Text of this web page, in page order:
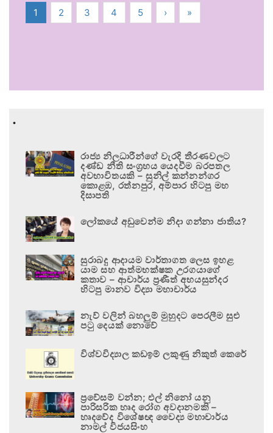
1 2 3 4 5 › »
.
රාජ්‍ය නිලධාරීන්ගේ වැරදි තීරණවලට
දණ්ඩ නීති සංග්‍රහය යෙදවීම බරපතල
අවභාවිතයකි – සුනිල් කන්නන්ගර
කොළඹ, රත්නපුර, අම්පාර හිටපු මහ
දිසාපති
ලෝකයේ අඩුවෙන්ම නිදා ගන්නා ජාතිය?
සුරාබදු ආදායම වාර්තාගත ලෙස ඉහළ
යාම සහ ආත්මභක්ෂක උරගයාගේ
කතාව – ආචාර්ය ප්‍රණීත් අභයසුන්දර
හිටපු මානව විද්‍යා මහාචාර්ය
නැව් වලින් බහලුම් මුහුදට පෙරලීම සුළු
පටු දෙයක් නොවේ
විශ්වවිද්‍යාල කඩඉම් ලකුණු නිකුත් කෙරේ
ප්‍රවේසම් වන්න; එල් නිනෝ යනු
පාරිසරික හෘද රෝග අවදානමකි –
හෘදවේද විශේෂඥ වෛද්‍ය මහාචාර්ය
නාමල් විජයසිංහ